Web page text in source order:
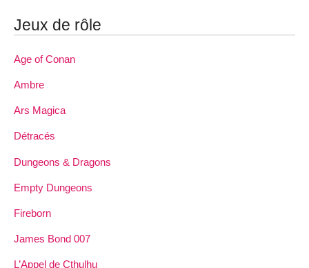
Jeux de rôle
Age of Conan
Ambre
Ars Magica
Détracés
Dungeons & Dragons
Empty Dungeons
Fireborn
James Bond 007
L’Appel de Cthulhu